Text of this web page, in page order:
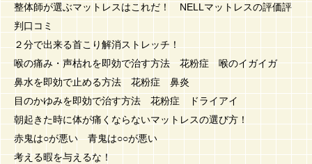
整体師が選ぶマットレスはこれだ！ NELLマットレスの評価評
判口コミ
２分で出来る首こり解消ストレッチ！
喉の痛み・声枯れを即効で治す方法 花粉症 喉のイガイガ
鼻水を即効で止める方法 花粉症 鼻炎
目のかゆみを即効で治す方法 花粉症 ドライアイ
朝起きた時に体が痛くならないマットレスの選び方！
赤鬼は○が悪い 青鬼は○○が悪い
考える暇を与えるな！